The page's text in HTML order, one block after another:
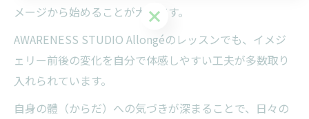
メージから始めることが大切です。
AWARENESS STUDIO Allongéのレッスンでも、イメジ
ェリー前後の変化を自分で体感しやすい工夫が多数取り
入れられています。
自身の體（からだ）への気づきが深まることで、日々の
お問い合わせはこちら